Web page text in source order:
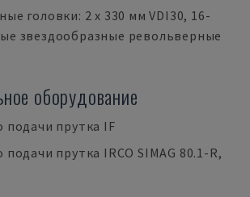
головки: 2 x 330 мм VDI30, 16-
звездообразные револьверные
оборудование
подачи прутка IF
подачи прутка IRCO SIMAG 80.1-R,